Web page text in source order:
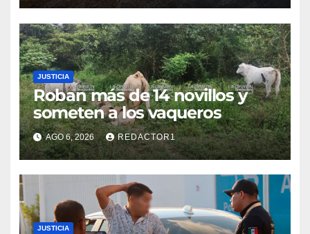
JUSTICIA
Roban más de 14 novillos y
someten a los vaqueros
AGO 6, 2026 REDACTOR1
JUSTICIA